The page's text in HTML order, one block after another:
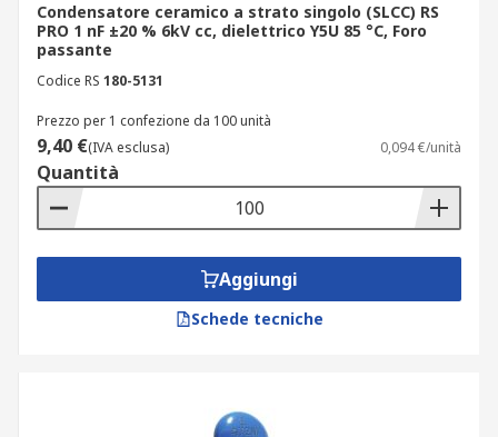
Condensatore ceramico a strato singolo (SLCC) RS
PRO 1 nF ±20 % 6kV cc, dielettrico Y5U 85 °C, Foro
passante
Codice RS 180-5131
Prezzo per 1 confezione da 100 unità
9,40 €(IVA esclusa) 0,094 €/unità
Quantità
Aggiungi
Schede tecniche